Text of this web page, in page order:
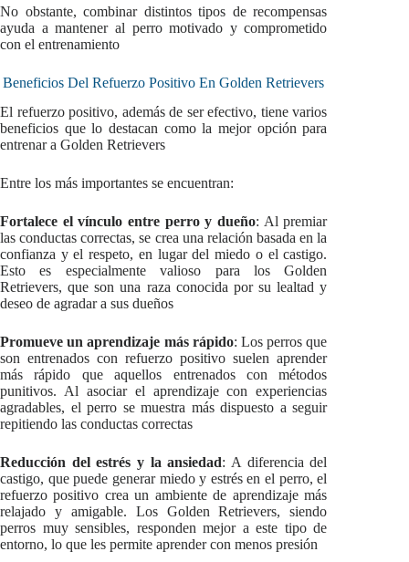
No obstante, combinar distintos tipos de recompensas
ayuda a mantener al perro motivado y comprometido
con el entrenamiento
Beneficios Del Refuerzo Positivo En Golden Retrievers
El refuerzo positivo, además de ser efectivo, tiene varios
beneficios que lo destacan como la mejor opción para
entrenar a Golden Retrievers
Entre los más importantes se encuentran:
Fortalece el vínculo entre perro y dueño: Al premiar
las conductas correctas, se crea una relación basada en la
confianza y el respeto, en lugar del miedo o el castigo.
Esto es especialmente valioso para los Golden
Retrievers, que son una raza conocida por su lealtad y
deseo de agradar a sus dueños
Promueve un aprendizaje más rápido: Los perros que
son entrenados con refuerzo positivo suelen aprender
más rápido que aquellos entrenados con métodos
punitivos. Al asociar el aprendizaje con experiencias
agradables, el perro se muestra más dispuesto a seguir
repitiendo las conductas correctas
Reducción del estrés y la ansiedad: A diferencia del
castigo, que puede generar miedo y estrés en el perro, el
refuerzo positivo crea un ambiente de aprendizaje más
relajado y amigable. Los Golden Retrievers, siendo
perros muy sensibles, responden mejor a este tipo de
entorno, lo que les permite aprender con menos presión